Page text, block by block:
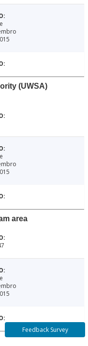
(UWSA)
area
Feedback Survey